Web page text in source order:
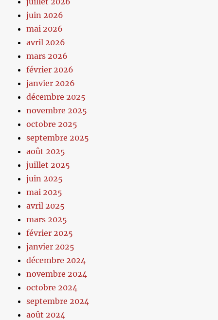
juin 2026
mai 2026
avril 2026
mars 2026
février 2026
janvier 2026
décembre 2025
novembre 2025
octobre 2025
septembre 2025
août 2025
juillet 2025
juin 2025
mai 2025
avril 2025
mars 2025
février 2025
janvier 2025
décembre 2024
novembre 2024
octobre 2024
septembre 2024
août 2024